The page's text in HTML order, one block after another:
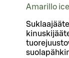
Amarillo